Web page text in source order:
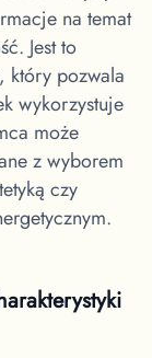
na temat
Jest to
który pozwala
wykorzystuje
może
z wyborem
czy